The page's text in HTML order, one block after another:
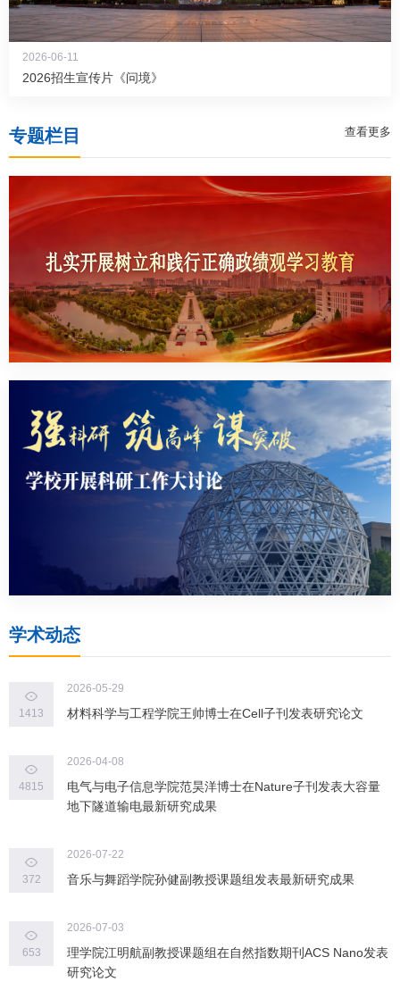
2026-06-11
2026招生宣传片《问境》
专题栏目 查看更多
学术动态
1413
2026-05-29
材料科学与工程学院王帅博士在Cell子刊发表研究论文
4815
2026-04-08
电气与电子信息学院范昊洋博士在Nature子刊发表大容量
地下隧道输电最新研究成果
372
2026-07-22
音乐与舞蹈学院孙健副教授课题组发表最新研究成果
653
2026-07-03
理学院江明航副教授课题组在自然指数期刊ACS Nano发表
研究论文